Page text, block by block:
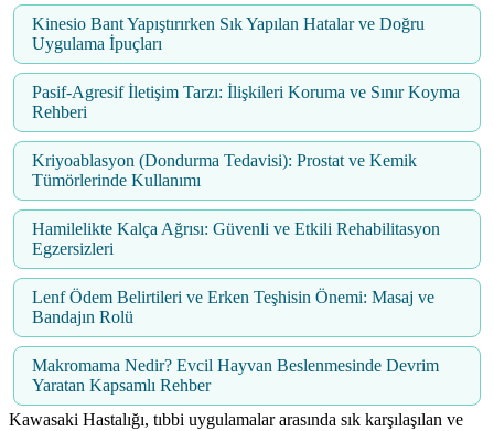
Kinesio Bant Yapıştırırken Sık Yapılan Hatalar ve Doğru
Uygulama İpuçları
Pasif-Agresif İletişim Tarzı: İlişkileri Koruma ve Sınır Koyma
Rehberi
Kriyoablasyon (Dondurma Tedavisi): Prostat ve Kemik
Tümörlerinde Kullanımı
Hamilelikte Kalça Ağrısı: Güvenli ve Etkili Rehabilitasyon
Egzersizleri
Lenf Ödem Belirtileri ve Erken Teşhisin Önemi: Masaj ve
Bandajın Rolü
Makromama Nedir? Evcil Hayvan Beslenmesinde Devrim
Yaratan Kapsamlı Rehber
Kawasaki Hastalığı, tıbbi uygulamalar arasında sık karşılaşılan ve